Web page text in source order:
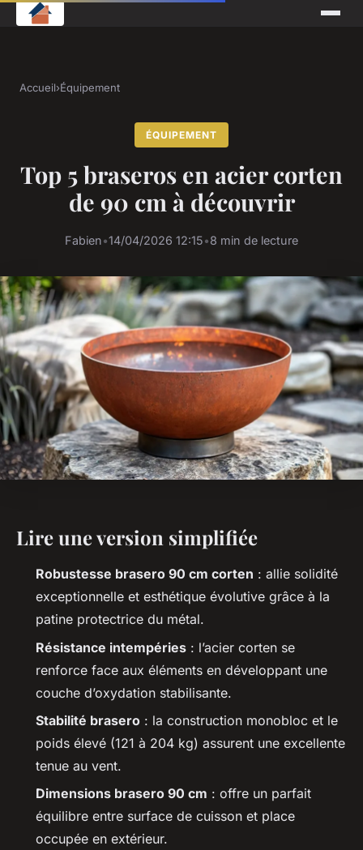
Accueil›Équipement
ÉQUIPEMENT
Top 5 braseros en acier corten
de 90 cm à découvrir
Fabien•14/04/2026 12:15•8 min de lecture
Lire une version simplifiée
Robustesse brasero 90 cm corten : allie solidité
exceptionnelle et esthétique évolutive grâce à la
patine protectrice du métal.
Résistance intempéries : l’acier corten se
renforce face aux éléments en développant une
couche d’oxydation stabilisante.
Stabilité brasero : la construction monobloc et le
poids élevé (121 à 204 kg) assurent une excellente
tenue au vent.
Dimensions brasero 90 cm : offre un parfait
équilibre entre surface de cuisson et place
occupée en extérieur.